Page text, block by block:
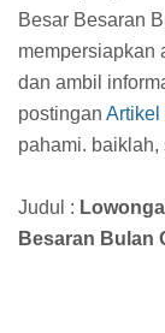
Besar Besaran
mempersiapkan
dan ambil
postingan Artikel
pahami. baiklah,
Judul :
Besaran Bulan